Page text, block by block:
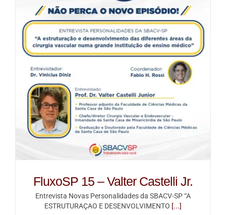
FluxoSP 15 – Valter Castelli Jr.
Entrevista Novas Personalidades da SBACV-SP “A
ESTRUTURAÇAO E DESENVOLVIMENTO [...]